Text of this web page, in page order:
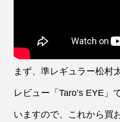
まず、準レギュラー松村
レビュー「Taro’s EYE
いますので、これから買